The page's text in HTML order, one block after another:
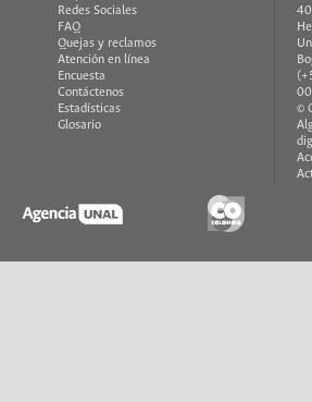
Redes Sociales
FAQ
Quejas y reclamos
Atención en línea
Encuesta
Contáctenos
Estadísticas
Glosario
©